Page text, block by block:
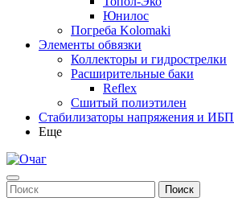
Юнилос
Погреба Kolomaki
Элементы обвязки
Коллекторы и гидрострелки
Расширительные баки
Reflex
Сшитый полиэтилен
Стабилизаторы напряжения и ИБП
Еще